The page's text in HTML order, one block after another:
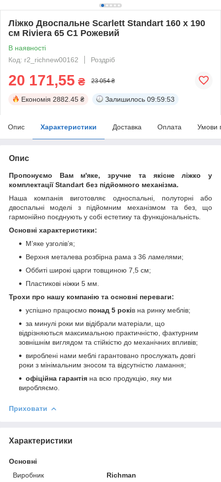
Ліжко Двоспальне Scarlett Standart 160 х 190
см Riviera 65 С1 Рожевий
В наявності
Код: r2_richnew00162
Роздріб
20 171,55 ₴ 23 054 ₴
Економія 2882.45 ₴ Залишилось 09:59:53
Опис Характеристики Доставка Оплата Умови
Опис
Пропонуємо Вам м'яке, зручне та якiсне ліжко у
комплектації Standart без підйомного механізма.
Наша компанія виготовляє односпальні, полуторні або
двоспальні моделі з підйомним механізмом та без, що
гармонійно поєднують у собі естетику та функціональність.
Основні характеристики:
М’яке узголів’я;
Верхня металева розбірна рама з 36 ламелями;
Оббиті широкі царги товщиною 7,5 см;
Пластикові ніжки 5 мм.
Трохи про нашу компанію та основні переваги:
успішно працюємо понад 5 років на ринку меблів;
за минулі роки ми відібрали матеріали, що
відрізняються максимальною практичністю, фактурним
зовнішнім виглядом та стійкістю до механічних впливів;
вироблені нами меблі гарантовано прослужать довгі
роки з мінімальним зносом та відсутністю ламання;
офіційна гарантія на всю продукцію, яку ми
виробляємо.
Приховати
Характеристики
Основні
Виробник
Richman